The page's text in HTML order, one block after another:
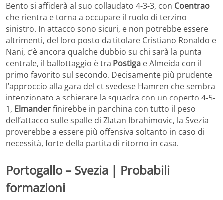
Bento si affiderà al suo collaudato 4-3-3, con Coentrao
che rientra e torna a occupare il ruolo di terzino
sinistro. In attacco sono sicuri, e non potrebbe essere
altrimenti, del loro posto da titolare Cristiano Ronaldo e
Nani, c’è ancora qualche dubbio su chi sarà la punta
centrale, il ballottaggio è tra Postiga e Almeida con il
primo favorito sul secondo. Decisamente più prudente
l’approccio alla gara del ct svedese Hamren che sembra
intenzionato a schierare la squadra con un coperto 4-5-
1, Elmanderfinirebbe in panchina con tutto il peso
dell’attacco sulle spalle di Zlatan Ibrahimovic, la Svezia
proverebbe a essere più offensiva soltanto in caso di
necessità, forte della partita di ritorno in casa.
Portogallo – Svezia | Probabili
formazioni